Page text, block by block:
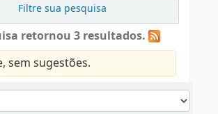
Filtre sua pesquisa
retornou 3 resultados.
sem sugestões.